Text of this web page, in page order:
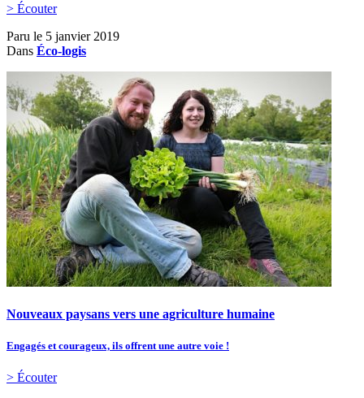
> Écouter
Paru le 5 janvier 2019
Dans Éco-logis
Nouveaux paysans vers une agriculture humaine
Engagés et courageux, ils offrent une autre voie !
> Écouter